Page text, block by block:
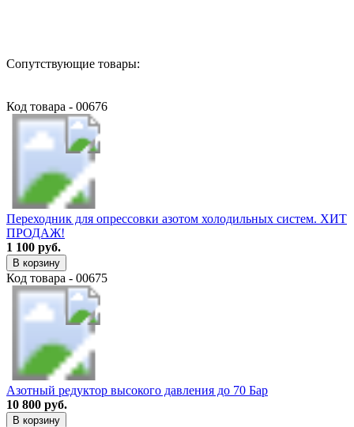
Сопутствующие товары:
Код товара - 00676
Переходник для опрессовки азотом холодильных систем. ХИТ
ПРОДАЖ!
1 100 руб.
В корзину
Код товара - 00675
Азотный редуктор высокого давления до 70 Бар
10 800 руб.
В корзину